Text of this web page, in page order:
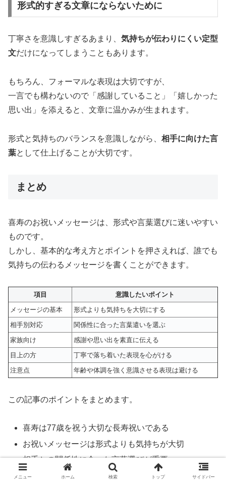
形式的すぎる文章にならないために
丁寧さを意識しすぎるあまり、 気持ちが伝わりにくい定型
文だけになってしまうこともあります。
もちろん、フォーマルな表現は大切ですが、
一言でも構わないので「感謝していること」「嬉しかった
思い出」を添えると、文章に温かみが生まれます。
形式と気持ちのバランスを意識しながら、 相手に向けた言
葉として仕上げることが大切です。
まとめ
喜寿のお祝いメッセージは、形式や言葉選びに迷いやすい
ものです。
しかし、基本的な考え方とポイントを押さえれば、誰でも
気持ちの伝わるメッセージを書くことができます。
項目
意識したいポイント
メッセージの基本
形式よりも気持ちを大切にする
相手別対応
関係性に合った言葉遣いを選ぶ
家族向け
感謝や思い出を素直に伝える
目上の方
丁寧で落ち着いた表現を心がける
注意点
年齢や体調を強く意識させる表現は避ける
この記事のポイントをまとめます。
喜寿は77歳を祝う大切な長寿祝いである
お祝いメッセージは形式よりも気持ちが大切
相手との関係性に合った言葉選びが重要
家族には親しみを込めた表現が喜ばれる
メニュー ホーム 検索 トップ サイドバー